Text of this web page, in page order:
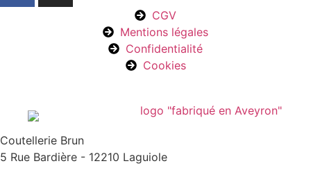
CGV
Mentions légales
Confidentialité
Cookies
Coutellerie Brun
5 Rue Bardière - 12210 Laguiole